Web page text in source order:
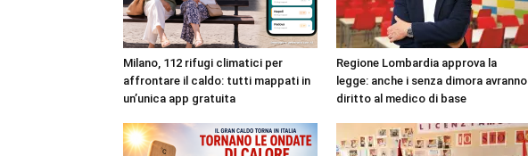
Milano, 112 rifugi climatici per
affrontare il caldo: tutti mappati in
un’unica app gratuita
Regione Lombardia approva la
legge: anche i senza dimora avranno
diritto al medico di base